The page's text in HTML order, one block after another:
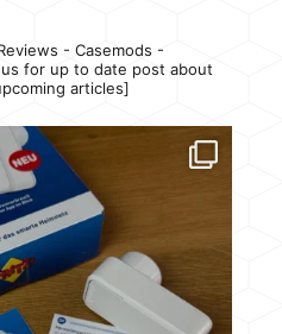
- Casemods -
for up to date post about
articles]